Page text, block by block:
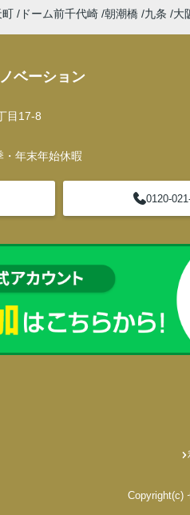
町 ドーム前千代崎 朝潮橋 九条 大
ベーション
目17-8
年末年始休暇
0120-
Copyright(c)